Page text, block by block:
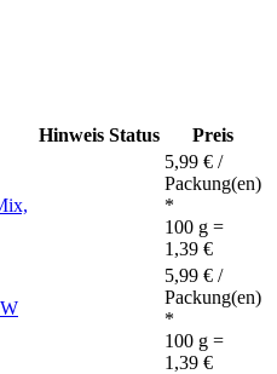
Hinweis Status Preis
5,99 € /
Packung(en)
*
100 g =
1,39 €
5,99 € /
Packung(en)
*
100 g =
1,39 €